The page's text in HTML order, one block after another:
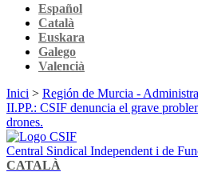
Español
Català
Euskara
Galego
Valencià
Inici > Región de Murcia -
II.PP.: CSIF denuncia el grave
drones.
Central Sindical Independent i de
CATALÀ